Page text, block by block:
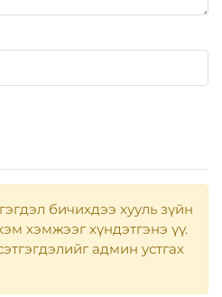
бичихдээ хууль зүйн
хэмжээг хүндэтгэнэ үү.
админ устгах